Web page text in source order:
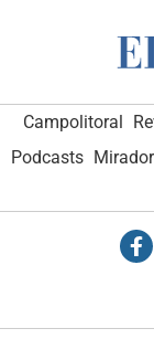
Campolitoral
Podcasts